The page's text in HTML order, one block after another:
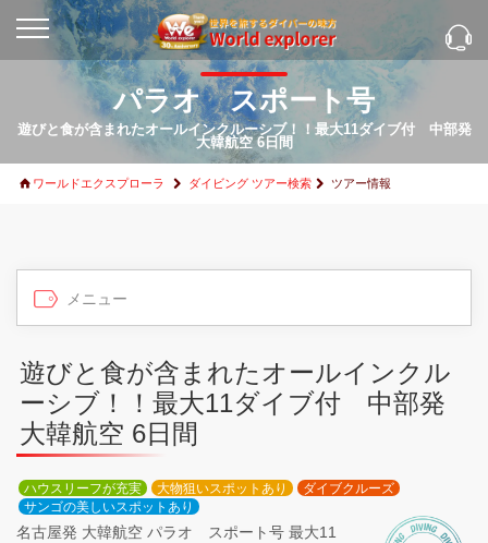
パラオ スポート号
遊びと食が含まれたオールインクルーシブ！！最大11ダイブ付 中部発
大韓航空 6日間
ワールドエクスプローラ ダイビング ツアー検索 ツアー情報
遊びと食が含まれたオールインクル
ーシブ！！最大11ダイブ付 中部発
大韓航空 6日間
ハウスリーフが充実 大物狙いスポットあり
ダイブクルーズ
サンゴの美しいスポットあり
名古屋発 大韓航空 パラオ スポート号 最大11